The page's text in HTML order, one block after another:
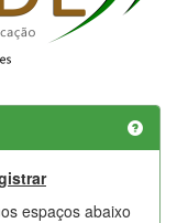
espaços abaixo